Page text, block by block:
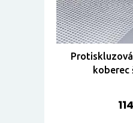
koberec